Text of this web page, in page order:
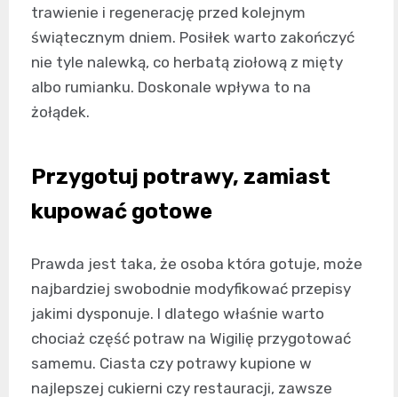
trawienie i regenerację przed kolejnym
świątecznym dniem. Posiłek warto zakończyć
nie tyle nalewką, co herbatą ziołową z mięty
albo rumianku. Doskonale wpływa to na
żołądek.
Przygotuj potrawy, zamiast
kupować gotowe
Prawda jest taka, że osoba która gotuje, może
najbardziej swobodnie modyfikować przepisy
jakimi dysponuje. I dlatego właśnie warto
chociaż część potraw na Wigilię przygotować
samemu. Ciasta czy potrawy kupione w
najlepszej cukierni czy restauracji, zawsze